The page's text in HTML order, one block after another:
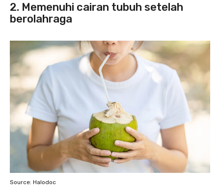
2. Memenuhi cairan tubuh setelah
berolahraga
Source: Halodoc